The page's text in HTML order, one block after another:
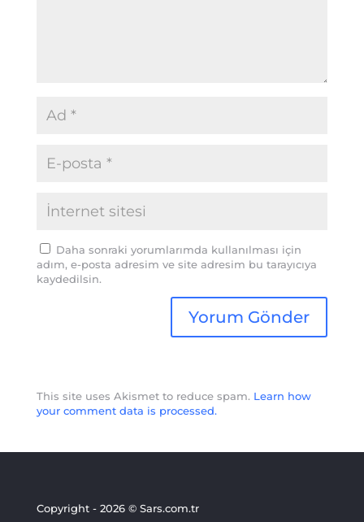
Daha sonraki yorumlarımda kullanılması için
adım, e-posta adresim ve site adresim bu tarayıcıya
kaydedilsin.
This site uses Akismet to reduce spam. Learn how
your comment data is processed.
Copyright - 2026 © Sars.com.tr